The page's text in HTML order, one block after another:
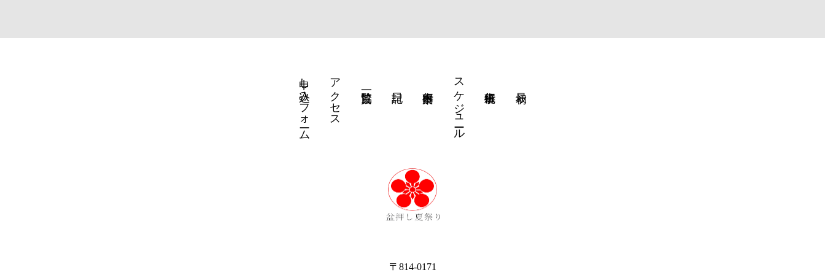
スケジュール
アクセス
申し込みフォーム
〒814-0171